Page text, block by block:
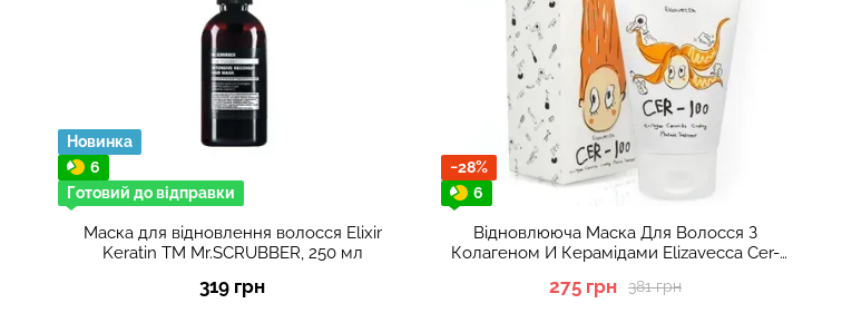
Новинка
6
Готовий до відправки
Маска для відновлення волосся Elixir
Keratin TM Mr.SCRUBBER, 250 мл
319 грн
−28%
6
Відновлююча Маска Для Волосся З
Колагеном И Керамідами Elizavecca Cer-
Protein Treatment, 100 Мл
381 грн
275 грн